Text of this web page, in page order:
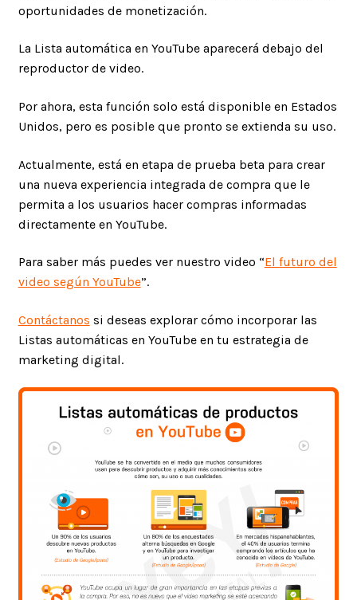
oportunidades de monetización.
La Lista automática en YouTube aparecerá debajo del
reproductor de video.
Por ahora, esta función solo está disponible en Estados
Unidos, pero es posible que pronto se extienda su uso.
Actualmente, está en etapa de prueba beta para crear
una nueva experiencia integrada de compra que le
permita a los usuarios hacer compras informadas
directamente en YouTube.
Para saber más puedes ver nuestro video “El futuro del
video según YouTube”.
Contáctanos si deseas explorar cómo incorporar las
Listas automáticas en YouTube en tu estrategia de
marketing digital.